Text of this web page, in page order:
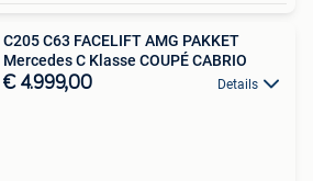
C205 C63 FACELIFT AMG PAKKET
Mercedes C Klasse COUPÉ CABRIO
€ 4.999,00 Details